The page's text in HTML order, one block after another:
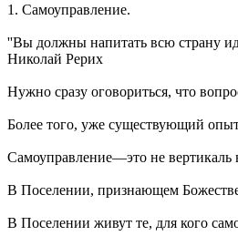
1. Самоуправление.
''Вы должны напитать всю страну
Николай Рерих
Нужно сразу оговориться, что
Более того, уже существующий
Самоуправление—это не вертикаль
В Поселении, признающем
В Поселении живут те, для кого